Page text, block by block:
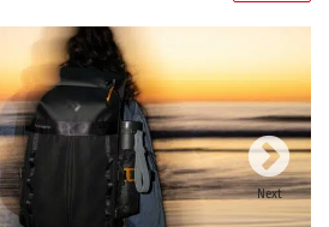
Next